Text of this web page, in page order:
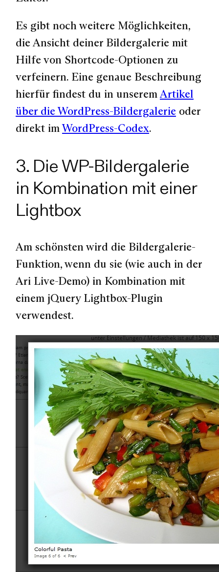
Es gibt noch weitere Möglichkeiten,
die Ansicht deiner Bildergalerie mit
Hilfe von Shortcode-Optionen zu
verfeinern. Eine genaue Beschreibung
hierfür findest du in unseremArtikel
über die WordPress-Bildergalerie oder
direkt imWordPress-Codex.
3. Die WP-Bildergalerie
in Kombination mit einer
Lightbox
Am schönsten wird die Bildergalerie-
Funktion, wenn du sie (wie auch in der
Ari Live-Demo) in Kombination mit
einem jQuery Lightbox-Plugin
verwendest.